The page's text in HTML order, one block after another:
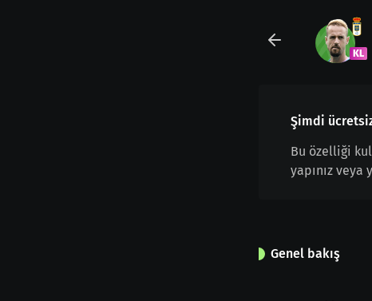
KL
Şimdi
Bu özelliği
yapınız veya
Genel bakış